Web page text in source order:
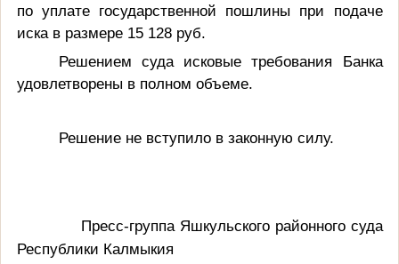
по уплате государственной пошлины при подаче
иска в размере 15 128 руб.
Решением суда исковые требования Банка
удовлетворены в полном объеме.
Решение не вступило в законную силу.
Пресс-группа Яшкульского районного суда
Республики Калмыкия